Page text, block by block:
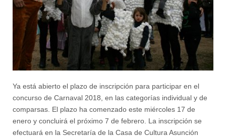
Ya está abierto el plazo de inscripción para participar en el
concurso de Carnaval 2018, en las categorías individual y de
comparsas. El plazo ha comenzado este miércoles 17 de
enero y concluirá el próximo 7 de febrero. La inscripción se
efectuará en la Secretaría de la Casa de Cultura Asunción